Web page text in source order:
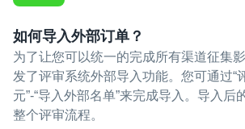
如何导入外部订单？
为了让您可以统一的完成所有渠道征集
发了评审系统外部导入功能。您可通过“
元”-“导入外部名单”来完成导入。导入后
整个评审流程。